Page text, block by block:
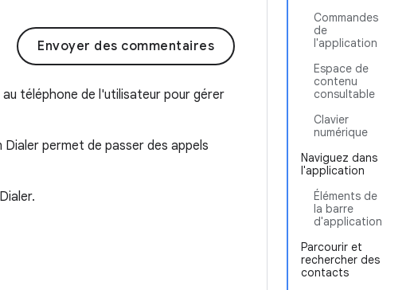
Commandes
de
l'application
Espace de
contenu
consultable
Clavier
numérique
Naviguez dans
l'application
Éléments de
la barre
d'application
Parcourir et
rechercher des
contacts
Envoyer des commentaires
téléphone de l'utilisateur pour gérer
permet de passer des appels